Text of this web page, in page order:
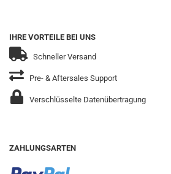
IHRE VORTEILE BEI UNS
Schneller Versand
Pre- & Aftersales Support
Verschlüsselte Datenübertragung
ZAHLUNGSARTEN